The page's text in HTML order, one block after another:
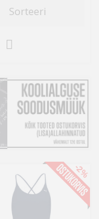
Sorteeri
-2%